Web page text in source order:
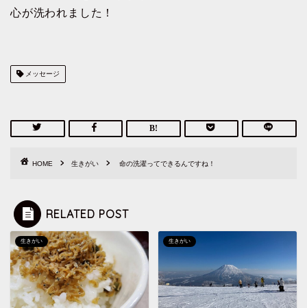
心が洗われました！
メッセージ
HOME 生きがい 命の洗濯ってできるんですね！
RELATED POST
生きがい 生きがい